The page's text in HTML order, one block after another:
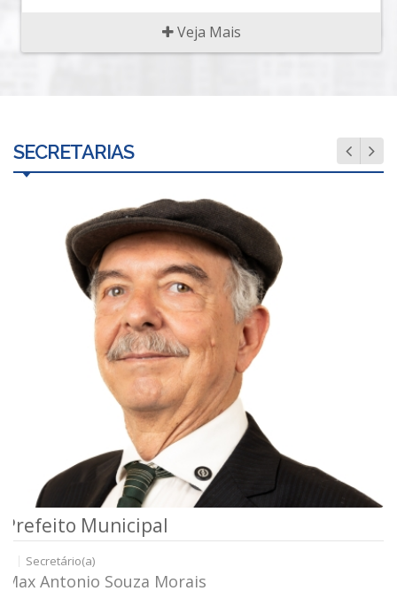
Veja Mais
SECRETARIAS
Prefeito Municipal
Secretário(a)
Max Antonio Souza Morais